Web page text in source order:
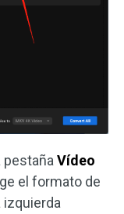
pestaña Vídeo
el formato de
izquierda